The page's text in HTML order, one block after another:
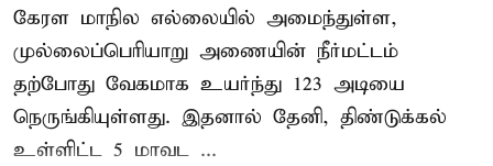
கேரள மாநில எல்லையில் அமைந்துள்ள,
முல்லைப்பெரியாறு அணையின் நீர்மட்டம்
தற்போது வேகமாக உயர்ந்து 123 அடியை
நெருங்கியுள்ளது. இதனால் தேனி, திண்டுக்கல்
உள்ளிட்ட 5 மாவட ...